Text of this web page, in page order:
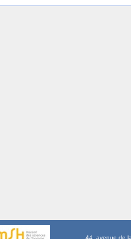
44, avenue de